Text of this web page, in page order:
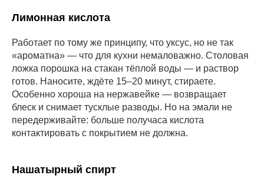
Лимонная кислота
Работает по тому же принципу, что уксус, но не так
«ароматна» — что для кухни немаловажно. Столовая
ложка порошка на стакан тёплой воды — и раствор
готов. Наносите, ждёте 15–20 минут, стираете.
Особенно хороша на нержавейке — возвращает
блеск и снимает тусклые разводы. Но на эмали не
передерживайте: больше получаса кислота
контактировать с покрытием не должна.
Нашатырный спирт